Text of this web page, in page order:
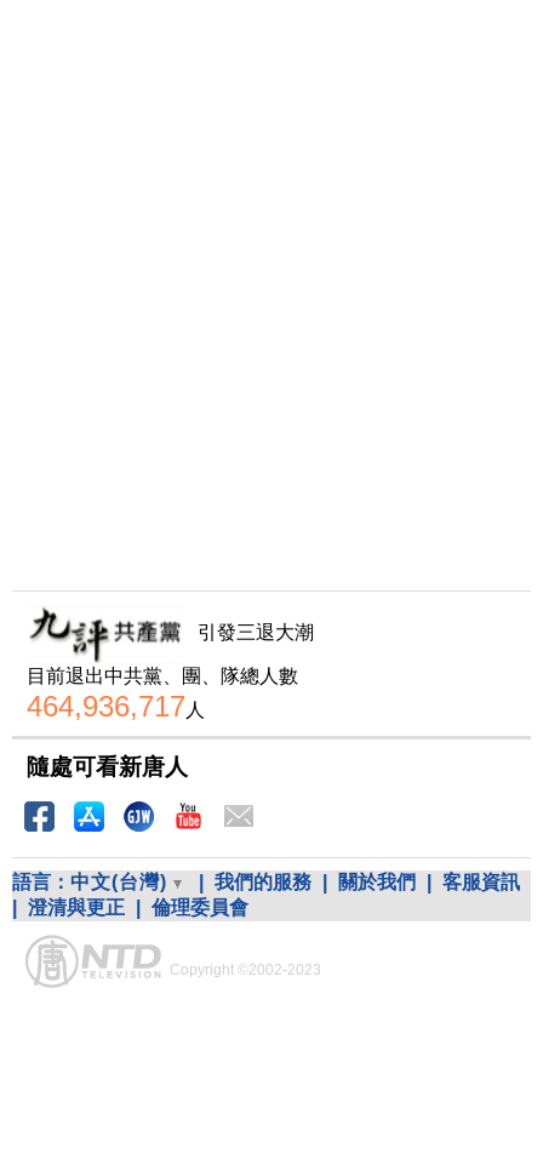
引發三退大潮
目前退出中共黨、團、隊總人數
464,936,717人
隨處可看新唐人
語言： 中文(台灣) 我們的服務 關於我們
客服資訊
澄清與更正 倫理委員會
Copyright ©2002-2023